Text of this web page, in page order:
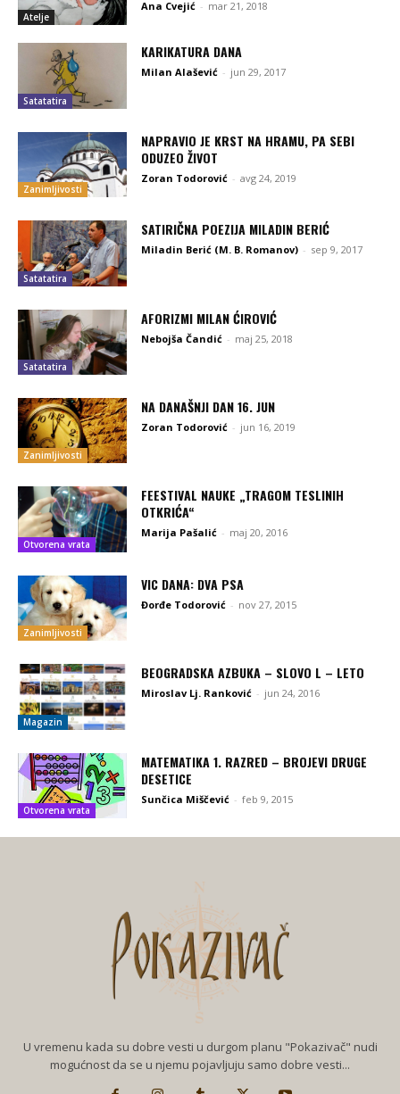
Atelje
Ana Cvejić - mar 21, 2018
Satatatira
KARIKATURA DANA
Milan Alašević - jun 29, 2017
Zanimljivosti
NAPRAVIO JE KRST NA HRAMU, PA SEBI
ODUZEO ŽIVOT
Zoran Todorović - avg 24, 2019
Satatatira
SATIRIČNA POEZIJA MILADIN BERIĆ
Miladin Berić (M. B. Romanov) - sep 9, 2017
Satatatira
AFORIZMI MILAN ĆIROVIĆ
Nebojša Čandić - maj 25, 2018
Zanimljivosti
NA DANAŠNJI DAN 16. JUN
Zoran Todorović - jun 16, 2019
Otvorena vrata
FEESTIVAL NAUKE „TRAGOM TESLINIH
OTKRIĆA“
Marija Pašalić - maj 20, 2016
Zanimljivosti
VIC DANA: DVA PSA
Đorđe Todorović - nov 27, 2015
Magazin
BEOGRADSKA AZBUKA – SLOVO L – LETO
Miroslav Lj. Ranković - jun 24, 2016
Otvorena vrata
MATEMATIKA 1. RAZRED – BROJEVI DRUGE
DESETICE
Sunčica Miščević - feb 9, 2015
U vremenu kada su dobre vesti u durgom planu "Pokazivač" nudi
mogućnost da se u njemu pojavljuju samo dobre vesti...